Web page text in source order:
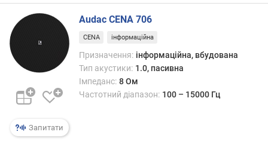
н
к
і
ь
к
Запитати
Audac CENA 706
CENA інформаційна
Призначення: інформаційна, вбудована
Тип акустики: 1.0, пасивна
Імпеданс: 8 Ом
Частотний діапазон: 100 – 15000 Гц